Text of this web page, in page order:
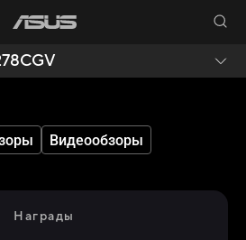
Видеообзоры
Награды